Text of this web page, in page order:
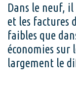
Dans le neuf,
et les factures
faibles que
économies sur
largement le